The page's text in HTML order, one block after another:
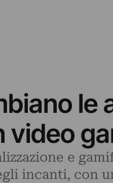
le
video
e
incanti, con